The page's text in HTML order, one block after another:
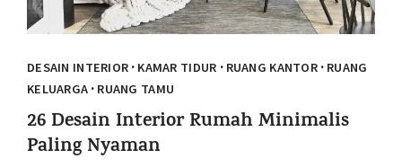
DESAIN INTERIOR · KAMAR TIDUR · RUANG KANTOR· RUANG
KELUARGA · RUANG TAMU
26 Desain Interior Rumah Minimalis
Paling Nyaman